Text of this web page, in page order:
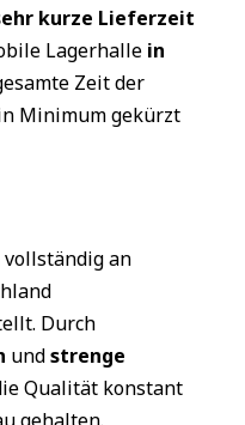
kurze Lieferzeit
Lagerhalle in
Zeit der
Minimum gekürzt
an
Durch
undstrenge
Qualität konstant